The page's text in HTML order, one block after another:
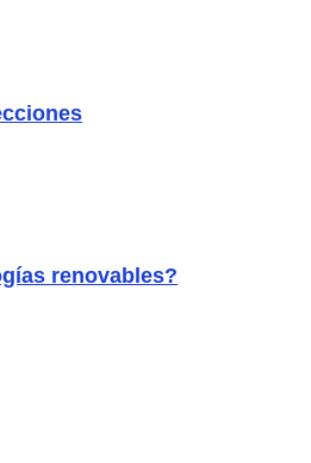
renovables?